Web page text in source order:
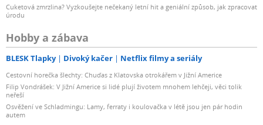
Cuketová zmrzlina? Vyzkoušejte nečekaný letní hit a geniální způsob, jak zpracovat
úrodu
Hobby a zábava
BLESK Tlapky Divoký kačer Netflix filmy a seriály
Cestovní horečka šlechty: Chuďas z Klatovska otrokářem v Jižní Americe
Filip Vondrášek: V Jižní Americe si lidé plují životem mnohem lehčeji, věci tolik
neřeší
Osvěžení ve Schladmingu: Lamy, ferraty i koulovačka v létě jsou jen pár hodin
autem